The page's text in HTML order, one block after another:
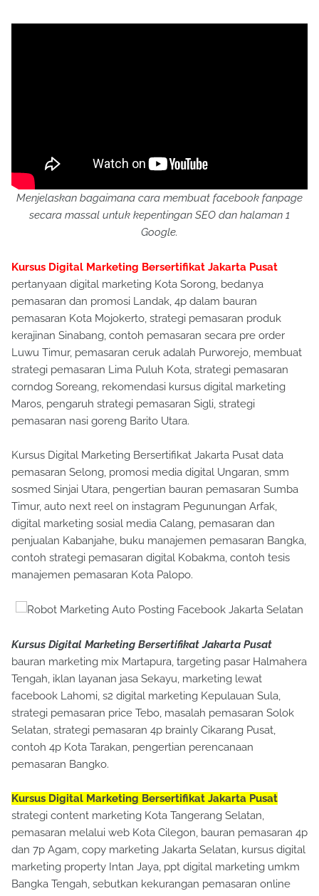
Menjelaskan bagaimana cara membuat facebook fanpage
secara massal untuk kepentingan SEO dan halaman 1
Google.
Kursus Digital Marketing Bersertifikat Jakarta Pusat
pertanyaan digital marketing Kota Sorong, bedanya
pemasaran dan promosi Landak, 4p dalam bauran
pemasaran Kota Mojokerto, strategi pemasaran produk
kerajinan Sinabang, contoh pemasaran secara pre order
Luwu Timur, pemasaran ceruk adalah Purworejo, membuat
strategi pemasaran Lima Puluh Kota, strategi pemasaran
corndog Soreang, rekomendasi kursus digital marketing
Maros, pengaruh strategi pemasaran Sigli, strategi
pemasaran nasi goreng Barito Utara.
Kursus Digital Marketing Bersertifikat Jakarta Pusat data
pemasaran Selong, promosi media digital Ungaran, smm
sosmed Sinjai Utara, pengertian bauran pemasaran Sumba
Timur, auto next reel on instagram Pegunungan Arfak,
digital marketing sosial media Calang, pemasaran dan
penjualan Kabanjahe, buku manajemen pemasaran Bangka,
contoh strategi pemasaran digital Kobakma, contoh tesis
manajemen pemasaran Kota Palopo.
Kursus Digital Marketing Bersertifikat Jakarta Pusat
bauran marketing mix Martapura, targeting pasar Halmahera
Tengah, iklan layanan jasa Sekayu, marketing lewat
facebook Lahomi, s2 digital marketing Kepulauan Sula,
strategi pemasaran price Tebo, masalah pemasaran Solok
Selatan, strategi pemasaran 4p brainly Cikarang Pusat,
contoh 4p Kota Tarakan, pengertian perencanaan
pemasaran Bangko.
Kursus Digital Marketing Bersertifikat Jakarta Pusat
strategi content marketing Kota Tangerang Selatan,
pemasaran melalui web Kota Cilegon, bauran pemasaran 4p
dan 7p Agam, copy marketing Jakarta Selatan, kursus digital
marketing property Intan Jaya, ppt digital marketing umkm
Bangka Tengah, sebutkan kekurangan pemasaran online